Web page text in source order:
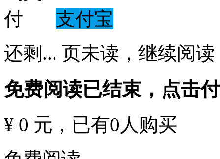
支付宝
还剩 ... 页未读， 继续阅读
免费阅读已结束，点击
¥ 0 元 ，已有0 人购买